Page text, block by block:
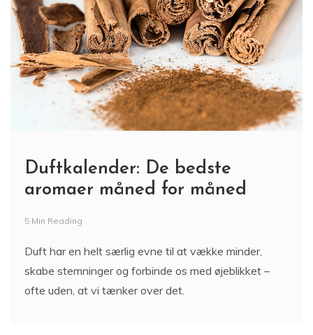
Duftkalender: De bedste
aromaer måned for måned
5 Min Reading
Duft har en helt særlig evne til at vække minder,
skabe stemninger og forbinde os med øjeblikket –
ofte uden, at vi tænker over det.